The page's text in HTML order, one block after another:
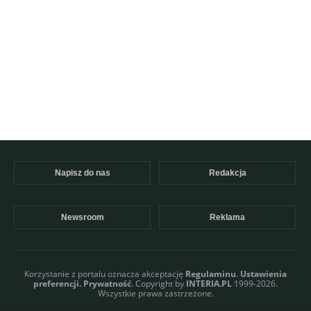
Napisz do nas Redakcja
Newsroom Reklama
Korzystanie z portalu oznacza akceptację Regulaminu. Ustawienia
preferencji. Prywatność. Copyright by INTERIA.PL 1999-2026.
Wszystkie prawa zastrzeżone.